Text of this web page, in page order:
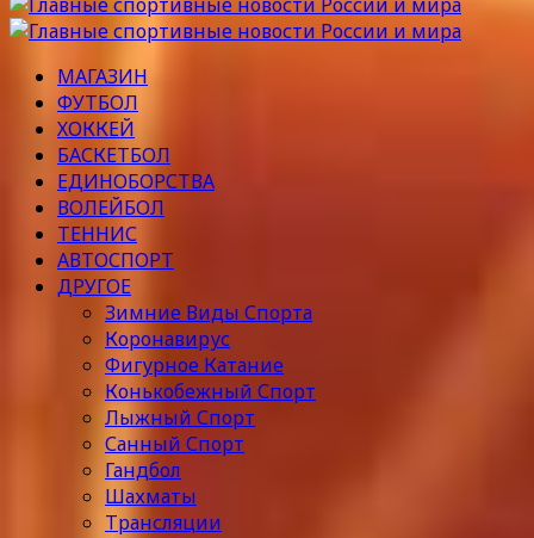
МАГАЗИН
ФУТБОЛ
ХОККЕЙ
БАСКЕТБОЛ
ЕДИНОБОРСТВА
ВОЛЕЙБОЛ
ТЕННИС
АВТОСПОРТ
ДРУГОЕ
Зимние Виды Спорта
Коронавирус
Фигурное Катание
Конькобежный Спорт
Лыжный Спорт
Санный Спорт
Гандбол
Шахматы
Трансляции